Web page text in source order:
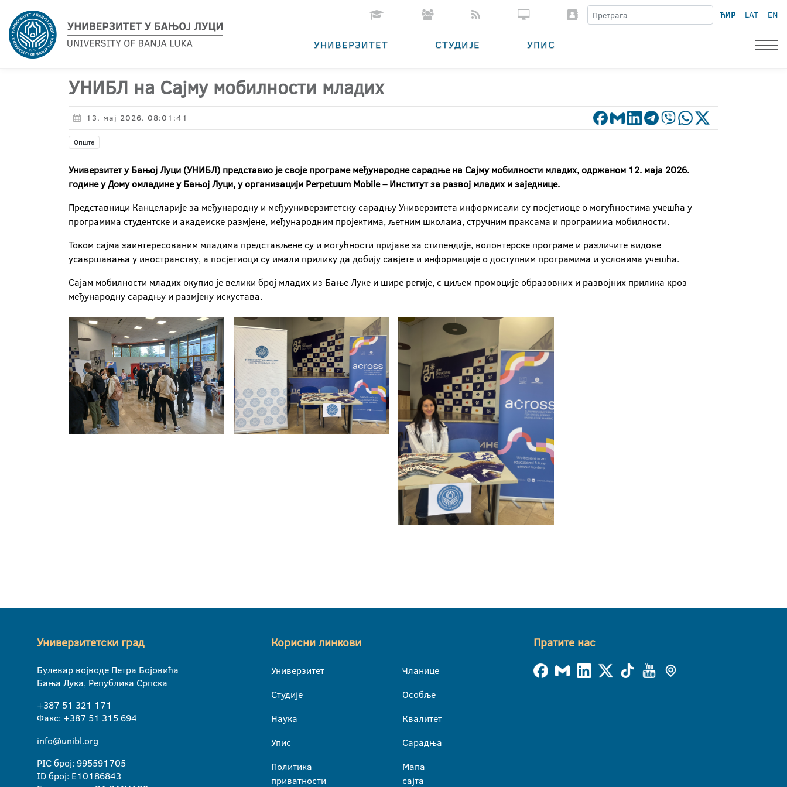
ЋИР LAT EN
УНИВЕРЗИТЕТ СТУДИЈЕ УПИС
УНИБЛ на Сајму мобилности младих
13. мај 2026. 08:01:41
Опште
Универзитет у Бањој Луци (УНИБЛ) представио је своје програме међународне сарадње на Сајму мобилности младих, одржаном 12. маја 2026.
године у Дому омладине у Бањој Луци, у организацији Perpetuum Mobile – Институт за развој младих и заједнице.
Представници Канцеларије за међународну и међууниверзитетску сарадњу Универзитета информисали су посјетиоце о могућностима учешћа у
програмима студентске и академске размјене, међународним пројектима, љетним школама, стручним праксама и програмима мобилности.
Током сајма заинтересованим младима представљене су и могућности пријаве за стипендије, волонтерске програме и различите видове
усавршавања у иностранству, а посјетиоци су имали прилику да добију савјете и информације о доступним програмима и условима учешћа.
Сајам мобилности младих окупио је велики број младих из Бање Луке и шире регије, с циљем промоције образовних и развојних прилика кроз
међународну сарадњу и размјену искустава.
Универзитетски град
Булевар војводе Петра Бојовића
Бања Лука, Република Српска
+387 51 321 171
Факс: +387 51 315 694
info@unibl.org
PIC број: 995591705
ID број: E10186843
Корисни линкови
Универзитет
Студије
Наука
Упис
Политика
приватности
Чланице
Особље
Квалитет
Сарадња
Мапа
сајта
Пратите нас